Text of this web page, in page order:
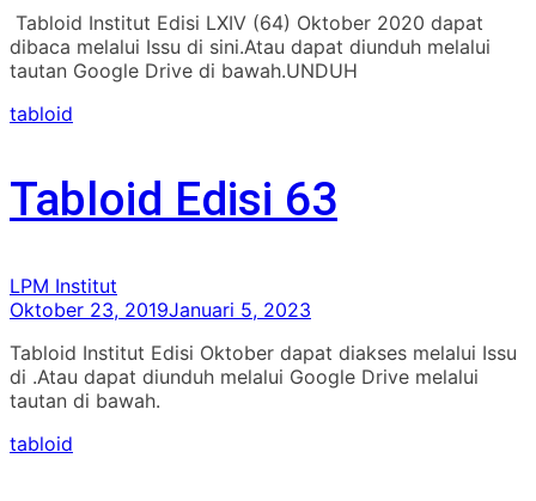
Tabloid Institut Edisi LXIV (64) Oktober 2020 dapat
dibaca melalui Issu di sini.Atau dapat diunduh melalui
tautan Google Drive di bawah.UNDUH
tabloid
Tabloid Edisi 63
LPM Institut
Oktober 23, 2019Januari 5, 2023
Tabloid Institut Edisi Oktober dapat diakses melalui Issu
di .Atau dapat diunduh melalui Google Drive melalui
tautan di bawah.
tabloid